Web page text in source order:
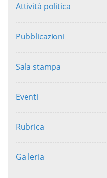
Attività politica
Pubblicazioni
Sala stampa
Eventi
Rubrica
Galleria